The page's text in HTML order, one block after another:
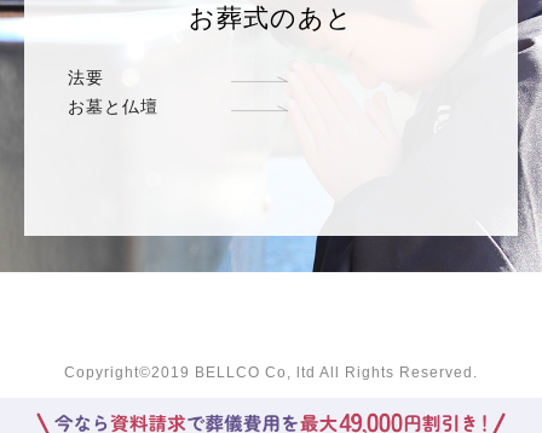
お葬式のあと
法要
お墓と仏壇
Copyright©2019 BELLCO Co, ltd All Rights Reserved.